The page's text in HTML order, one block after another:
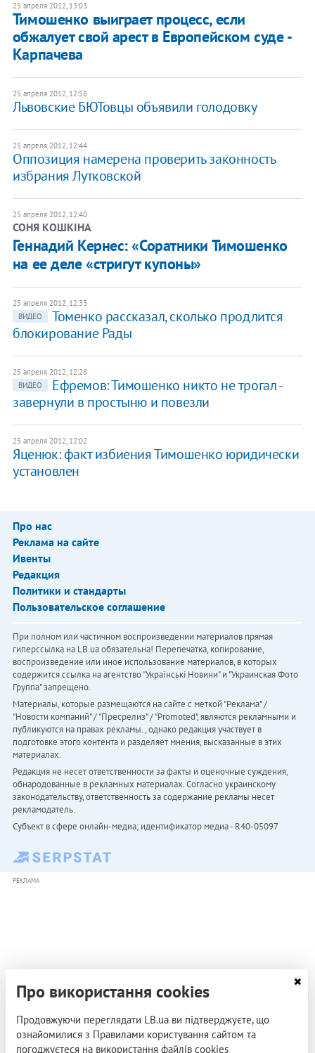
25 апреля 2012, 13:03
Тимошенко выиграет процесс, если
обжалует свой арест в Европейском суде -
Карпачева
25 апреля 2012, 12:58
Львовские БЮТовцы объявили голодовку
25 апреля 2012, 12:44
Оппозиция намерена проверить законность
избрания Лутковской
25 апреля 2012, 12:40
СОНЯ КОШКІНА
​Геннадий Кернес: «Соратники Тимошенко
на ее деле «стригут купоны»
25 апреля 2012, 12:33
ВИДЕО
Томенко рассказал, сколько продлится
блокирование Рады
25 апреля 2012, 12:28
ВИДЕО
Ефремов: Тимошенко никто не трогал -
завернули в простыню и повезли
25 апреля 2012, 12:02
Яценюк: факт избиения Тимошенко юридически
установлен
Про нас
Реклама на сайте
Ивенты
Редакция
Политики и стандарты
Пользовательское соглашение
При полном или частичном воспроизведении материалов прямая
гиперссылка на LB.ua обязательна! Перепечатка, копирование,
воспроизведение или иное использование материалов, в которых
содержится ссылка на агентство "Українськi Новини" и "Украинская Фото
Группа" запрещено.
Материалы, которые размещаются на сайте с меткой "Реклама" /
"Новости компаний" / "Пресрелиз" / "Promoted", являются рекламными и
публикуются на правах рекламы. , однако редакция участвует в
подготовке этого контента и разделяет мнения, высказанные в этих
материалах.
Редакция не несет ответственности за факты и оценочные суждения,
обнародованные в рекламных материалах. Согласно украинскому
законодательству, ответственность за содержание рекламы несет
рекламодатель.
Субъект в сфере онлайн-медиа; идентификатор медиа - R40-05097
РЕКЛАМА
Про використання cookies
Продовжуючи переглядати LB.ua ви підтверджуєте, що
ознайомилися з Правилами користування сайтом та
погоджуєтеся на використання файлів cookies